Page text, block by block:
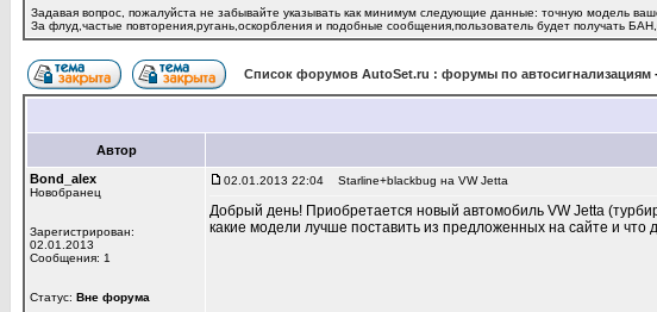
Задавая вопрос, пожалуйста не забывайте указывать как минимум следующие данные: точную модель
За флуд,частые повторения,ругань,оскорбления и подобные сообщения,пользователь будет получать
Список форумов AutoSet.ru : форумы по автосигнализациям
Автор
Bond_alex
Новобранец
Зарегистрирован:
02.01.2013
Сообщения: 1
Статус: Вне форума
02.01.2013 22:04 Starline+blackbug на VW Jetta
Добрый день! Приобретается новый автомобиль VW Jetta
какие модели лучше поставить из предложенных на сайте и что